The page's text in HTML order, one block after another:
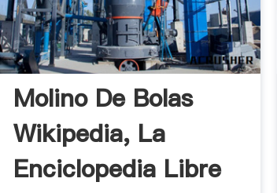
Molino De Bolas
Wikipedia, La
Enciclopedia Libre